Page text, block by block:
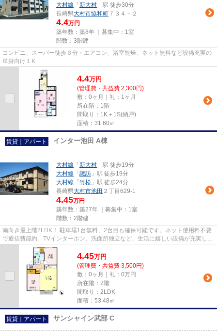
大村線 「 新大村 」駅 徒歩30分
長崎県大村市協和町 ７３４－２
4.4万円
築年数：築8年 ｜募集中： 1室
階数：3階建
コンビニ、スーパー徒歩６分・エアコン、浴室乾燥、ネット無料など設備充実の
単身向け１K
4.4万円
(管理費・共益費 2,300円)
敷：0ヶ月｜礼：1ヶ月
所在階：1階
間取り：1K＋1S(納戸)
面積：31.60㎡
賃貸｜アパート インター池田 A棟
大村線 「 新大村 」駅 徒歩19分
大村線 「 諏訪 」駅 徒歩19分
大村線 「 竹松 」駅 徒歩24分
長崎県大村市池田 ２丁目629-1
4.45万円
築年数：築27年 ｜募集中： 1室
階数：2階建
南向き最上階2LDK！ 駐車場1台無料、2台目も確保可能です。ネット使用料不要
で通信費節約。TVインターホン、洗面所独立など、生活に嬉しい設備が充実して
4.45万円
(管理費・共益費 3,500円)
敷：0ヶ月｜礼：0万円
所在階：2階
間取り：2LDK
面積：53.48㎡
賃貸｜アパート サンシャイン武部 C